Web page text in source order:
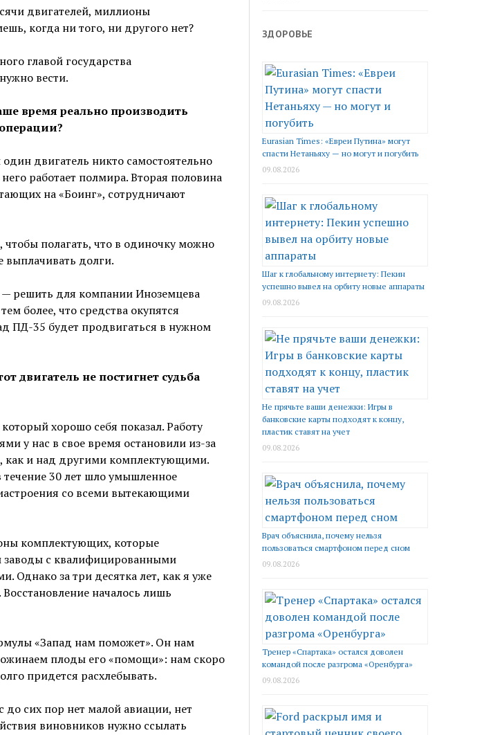
двигателей, миллионы
когда ни того, ни другого нет?
главой государства
вести.
время реально производить
двигатель никто самостоятельно
работает полмира. Вторая половина
на «Боинг», сотрудничают
полагать, что в одиночку можно
выплачивать долги.
— решить для компании Иноземцева
более, что средства окупятся
ПД-35 будет продвигаться в нужном
двигатель не постигнет судьба
хорошо себя показал. Работу
у нас в свое время остановили из-за
как и над другими комплектующими.
30 лет шло умышленное
со всеми вытекающими
комплектующих, которые
заводы с квалифицированными
Однако за три десятка лет, как я уже
началось лишь
«Запад нам поможет». Он нам
плоды его «помощи»: нам скоро
придется расхлебывать.
сих пор нет малой авиации, нет
виновников нужно ссылать
ЗДОРОВЬЕ
Eurasian Times: «Евреи Путина» могут
спасти Нетаньяху — но могут и погубить
09.08.2026
Шаг к глобальному интернету: Пекин
успешно вывел на орбиту новые аппараты
09.08.2026
Не прячьте ваши денежки: Игры в
банковские карты подходят к концу,
пластик ставят на учет
09.08.2026
Врач объяснила, почему нельзя
пользоваться смартфоном перед сном
09.08.2026
Тренер «Спартака» остался доволен
командой после разгрома «Оренбурга»
09.08.2026